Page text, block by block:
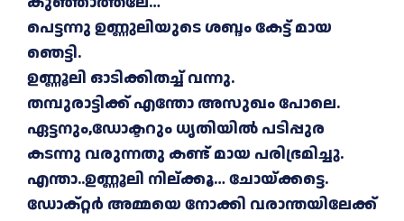
പെട്ടന്നു ഉണ്ണുലിയുടെ ശബ്ദം കേട്ട് മായ
ഞെട്ടി.
ഉണ്ണൂലി ഓടിക്കിതച്ച് വന്നു.
തമ്പുരാട്ടിക്ക് എന്തോ അസുഖം പോലെ.
ഏട്ടനും,ഡോക്ടറും ധൃതിയിൽ പടിപ്പുര
കടന്നു വരുന്നതു കണ്ട് മായ പരിഭ്രമിച്ചു.
എന്താ..ഉണ്ണൂലി നില്ക്കൂ… ചോയ്ക്കട്ടെ.
ഡോക്റ്റർ അമ്മയെ നോക്കി വരാന്തയിലേക്ക്